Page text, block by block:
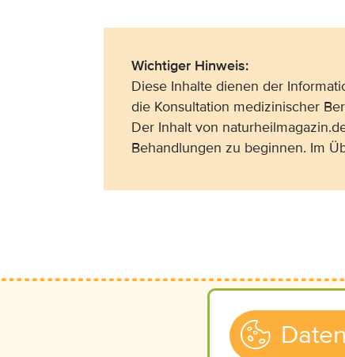
Wichtiger Hinweis:
Diese Inhalte dienen der
die Konsultation medizinischer
Der Inhalt von
Behandlungen zu beginnen. Im